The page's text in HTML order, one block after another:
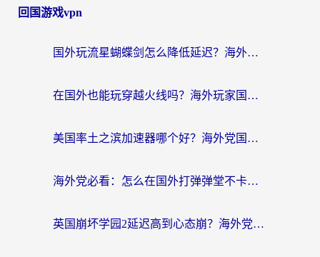
回国游戏vpn
国外玩流星蝴蝶剑怎么降低延迟？海外党必看的加速秘籍（含欧洲鸣潮&彩虹岛优化攻略）
在国外也能玩穿越火线吗？海外玩家国服游戏畅玩终极指南
美国率土之滨加速器哪个好？海外党国服游戏畅玩终极指南（附多游戏解决方案）
海外党必看：怎么在国外打弹弹堂不卡？番茄加速器亲测指南
英国崩坏学园2延迟高到心态崩？海外党国服游戏加速终极指南